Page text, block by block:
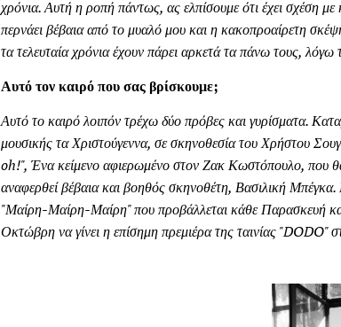
χρόνια. Αυτή η ροπή πάντως, ας ελπίσουμε ότι έχει σχέση
περνάει βέβαια από το μυαλό μου και η κακοπροαίρετη
τα τελευταία χρόνια έχουν πάρει αρκετά τα πάνω τους,
Αυτό τον καιρό που σας βρίσκουμε;
Αυτό το καιρό λοιπόν τρέχω δύο πρόβες και γυρίσματα.
μουσικής τα Χριστούγεννα, σε σκηνοθεσία του Χρήστου
oh!", Ένα κείμενο αφιερωμένο στον Ζακ Κωστόπουλο, που
αναφερθεί βέβαια και βοηθός σκηνοθέτη, Βασιλική
"Μαίρη-Μαίρη-Μαίρη" που προβάλλεται κάθε Παρασκευή
Οκτώβρη να γίνει η επίσημη πρεμιέρα της ταινίας "DODO"